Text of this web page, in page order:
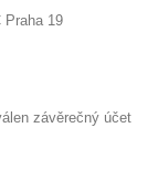
Praha 19
závěrečný účet